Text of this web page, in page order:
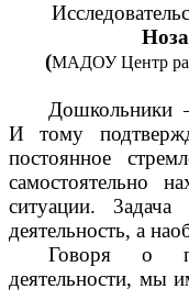
(МАДОУ Центр
Дошкольники
И тому
постоянное
самостоятельно
ситуации.
деятельность, а
Говоря о
деятельности, мы